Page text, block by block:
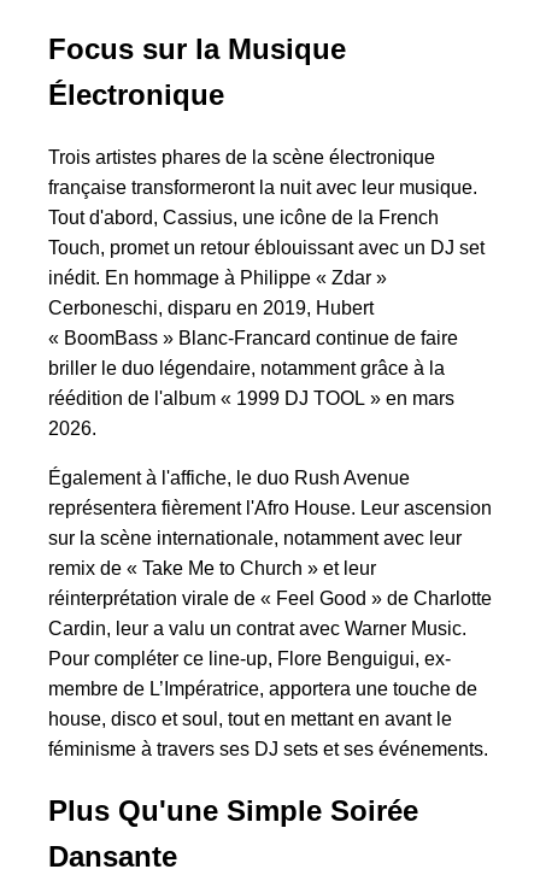
Focus sur la Musique
Électronique
Trois artistes phares de la scène électronique
française transformeront la nuit avec leur musique.
Tout d'abord, Cassius, une icône de la French
Touch, promet un retour éblouissant avec un DJ set
inédit. En hommage à Philippe « Zdar »
Cerboneschi, disparu en 2019, Hubert
« BoomBass » Blanc-Francard continue de faire
briller le duo légendaire, notamment grâce à la
réédition de l'album « 1999 DJ TOOL » en mars
2026.
Également à l'affiche, le duo Rush Avenue
représentera fièrement l'Afro House. Leur ascension
sur la scène internationale, notamment avec leur
remix de « Take Me to Church » et leur
réinterprétation virale de « Feel Good » de Charlotte
Cardin, leur a valu un contrat avec Warner Music.
Pour compléter ce line-up, Flore Benguigui, ex-
membre de L’Impératrice, apportera une touche de
house, disco et soul, tout en mettant en avant le
féminisme à travers ses DJ sets et ses événements.
Plus Qu'une Simple Soirée
Dansante